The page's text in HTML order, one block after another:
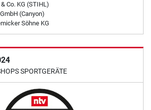
Co. KG (STIHL)
(Canyon)
Söhne KG
SPORTGERÄTE